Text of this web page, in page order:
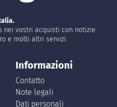
nei vostri acquisti con notizie
e molti altri servizi.
Informazioni
Contatto
Note legali
Dati personali